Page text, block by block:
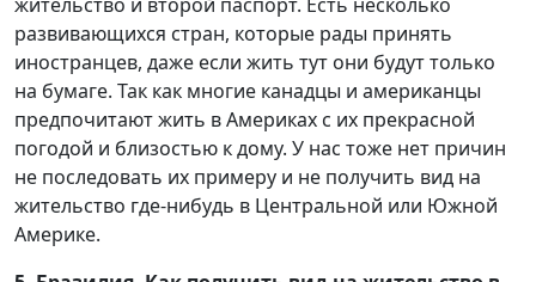
развивающихся стран, которые рады принять
иностранцев, даже если жить тут они будут только
на бумаге. Так как многие канадцы и американцы
предпочитают жить в Америках с их прекрасной
погодой и близостью к дому. У нас тоже нет причин
не последовать их примеру и не получить вид на
жительство где-нибудь в Центральной или Южной
Америке.